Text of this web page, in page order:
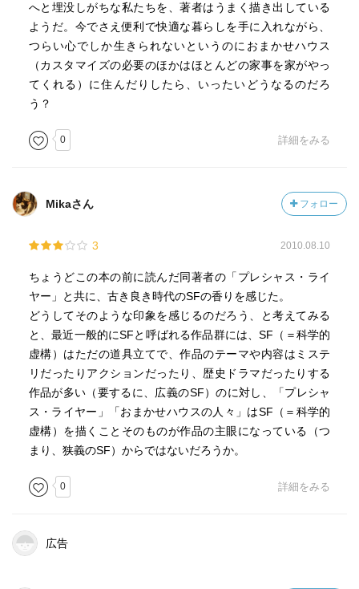
へと埋没しがちな私たちを、著者はうまく描き出している
ようだ。今でさえ便利で快適な暮らしを手に入れながら、
つらい心でしか生きられないというのにおまかせハウス
（カスタマイズの必要のほかはほとんどの家事を家がやっ
てくれる）に住んだりしたら、いったいどうなるのだろ
う？
0 詳細をみる
Mikaさん フォロー
3 2010.08.10
ちょうどこの本の前に読んだ同著者の「プレシャス・ライ
ヤー」と共に、古き良き時代のSFの香りを感じた。
どうしてそのような印象を感じるのだろう、と考えてみる
と、最近一般的にSFと呼ばれる作品群には、SF（＝科学的
虚構）はただの道具立てで、作品のテーマや内容はミステ
リだったりアクションだったり、歴史ドラマだったりする
作品が多い（要するに、広義のSF）のに対し、「プレシャ
ス・ライヤー」「おまかせハウスの人々」はSF（＝科学的
虚構）を描くことそのものが作品の主眼になっている（つ
まり、狭義のSF）からではないだろうか。
0 詳細をみる
広告